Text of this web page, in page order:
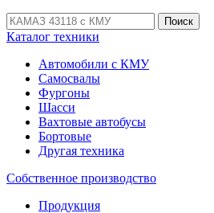
Поиск
Каталог техники
Автомобили с КМУ
Самосвалы
Фургоны
Шасси
Вахтовые автобусы
Бортовые
Другая техника
Собственное производство
Продукция